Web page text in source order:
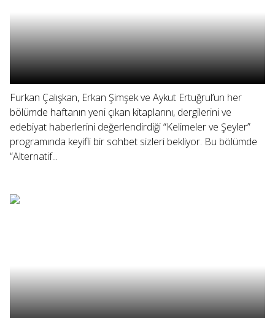
Furkan Çalışkan, Erkan Şimşek ve Aykut Ertuğrul’un her
bölümde haftanın yeni çıkan kitaplarını, dergilerini ve
edebiyat haberlerini değerlendirdiği “Kelimeler ve Şeyler”
programında keyifli bir sohbet sizleri bekliyor. Bu bölümde
“Alternatif...